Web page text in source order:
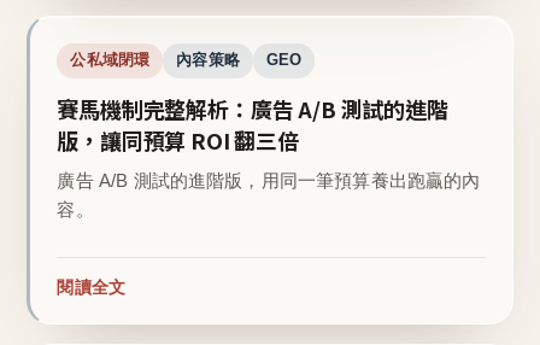
公私域閉環 內容策略 GEO
賽馬機制完整解析：廣告 A/B 測試的進階
版，讓同預算 ROI 翻三倍
廣告 A/B 測試的進階版，用同一筆預算養出跑贏的內
容。
閱讀全文